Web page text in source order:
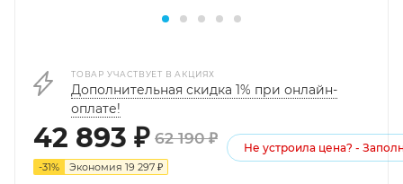
ТОВАР УЧАСТВУЕТ В АКЦИЯХ
Дополнительная скидка 1% при онлайн-
оплате!
42 893 ₽ 62 190₽
-31% Экономия 19 297 ₽
Не устроила цена? -